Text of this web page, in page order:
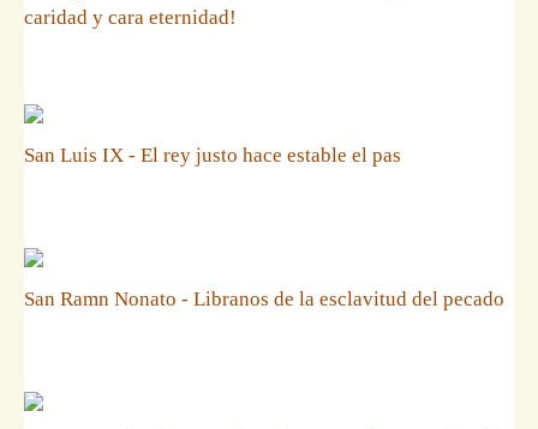
caridad y cara eternidad!
San Luis IX - El rey justo hace estable el pas
San Ramn Nonato - Libranos de la esclavitud del pecado